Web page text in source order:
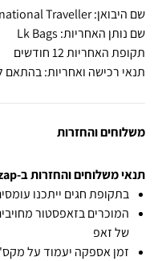
שם היבואן: IT International Traveller
שם נותן האחריות: Lk Bags
תקופת האחריות 12 חודשים
תנאי רכישה ואחריות: בהתאם
משלוחים והחזרות
תנאי משלוחים והחזרות ב-zap
בתקופת חגים ייתכנו
המוכרים בזאפסטור
של זאפ
זמן אספקה יעמוד על מקס' 7 ימי עסקים מיום הזמנה,